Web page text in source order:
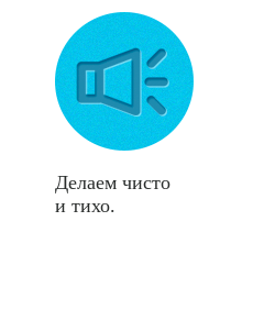
Делаем чисто
и тихо.